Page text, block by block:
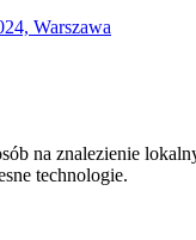
Warszawa
na znalezienie
technologie.